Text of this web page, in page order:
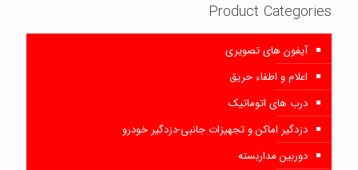
Product Categories
آیفون های تصویری
اعلام و اطفاء حریق
درب های اتوماتیک
دزدگیر اماکن و تجهیزات جانبی-دزدگیر خودرو
دوربین مداربسته